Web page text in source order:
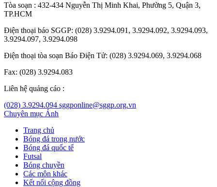
Tòa soạn : 432-434 Nguyễn Thị Minh Khai, Phường 5, Quận 3,
TP.HCM
Điện thoại báo SGGP: (028) 3.9294.091, 3.9294.092, 3.9294.093,
3.9294.097, 3.9294.098
Điện thoại tòa soạn Báo Điện Tử: (028) 3.9294.069, 3.9294.068
Fax: (028) 3.9294.083
Liên hệ quảng cáo :
(028) 3.9294.094 sggponline@sggp.org.vn
Chuyên mục Ảnh
Trang chủ
Bóng đá trong nước
Bóng đá quốc tế
Futsal
Bóng chuyền
Các môn khác
Kết nối cộng đồng